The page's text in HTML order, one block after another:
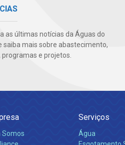
as últimas notícias da Águas do
saiba mais sobre abastecimento,
programas e projetos.
Somos
Serviços
Água